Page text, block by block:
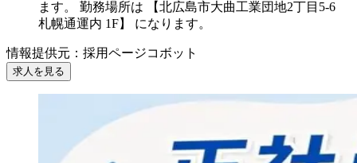
ます。 勤務場所は 【北広島市大曲工業団地2丁目5-6
札幌通運内 1F】 になります。
情報提供元 ： 採用ページコボット
求人を見る